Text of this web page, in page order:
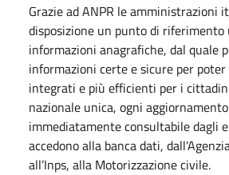
Grazie ad ANPR le amministrazioni
disposizione un punto di riferimento
informazioni anagrafiche, dal quale
informazioni certe e sicure per
integrati e più efficienti per i
nazionale unica, ogni
immediatamente consultabile dagli
accedono alla banca dati,
all’Inps, alla Motorizzazione civile.